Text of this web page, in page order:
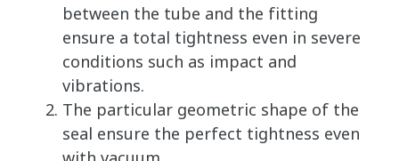
between the tube and the fitting
ensure a total tightness even in severe
conditions such as impact and
vibrations.
The particular geometric shape of the
seal ensure the perfect tightness even